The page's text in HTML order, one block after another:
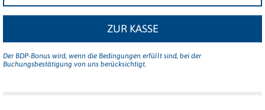
ZUR KASSE
Der BDP-Bonus wird, wenn die Bedingungen erfüllt sind, bei der
Buchungsbestätigung von uns berücksichtigt.